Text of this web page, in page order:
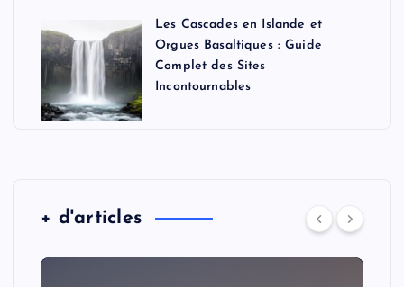
Les Cascades en Islande et
Orgues Basaltiques : Guide
Complet des Sites
Incontournables
+ d'articles